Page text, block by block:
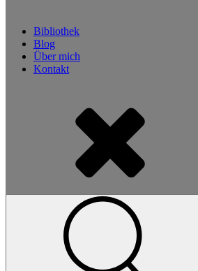
Bibliothek
Blog
Über mich
Kontakt